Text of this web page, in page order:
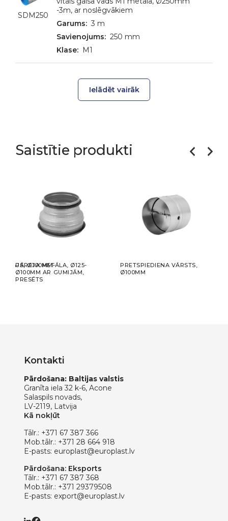
SDM250
-3m, ar noslēgvākiem
3 m
250 mm
M1
Ielādēt vairāk
Saistītie produkti
Ø100MM-
PĀREJA METĀLA, Ø125-
Ø100MM AR GUMIJĀM,
PRESĒTS
PRETSPIEDIENA VĀRSTS,
Ø100MM
Kontakti
Pārdošana: Baltijas valstis
Granīta iela 32 k-6, Acone
Salaspils novads,
LV-2119, Latvija
Kā nokļūt
Tālr.: +371 67 387 366
Mob.tālr.: +371 28 664 918
E-pasts: europlast@europlast.lv
Pārdošana: Eksports
Tālr.: +371 67 387 368
Mob.tālr.: +371 29379508
E-pasts: export@europlast.lv